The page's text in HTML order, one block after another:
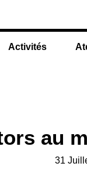
Activités
au
31